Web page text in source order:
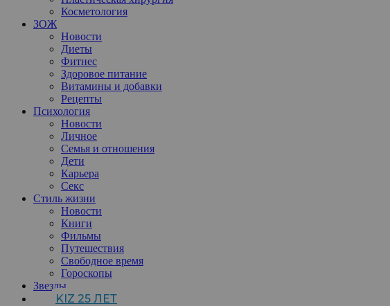
Косметология
ЗОЖ
Новости
Диеты
Фитнес
Здоровое питание
Витамины и добавки
Рецепты
Психология
Новости
Личное
Семья и отношения
Дети
Карьера
Секс
Стиль жизни
Новости
Книги
Фильмы
Путешествия
Свободное время
Гороскопы
Звезды
KIZ 25 ЛЕТ